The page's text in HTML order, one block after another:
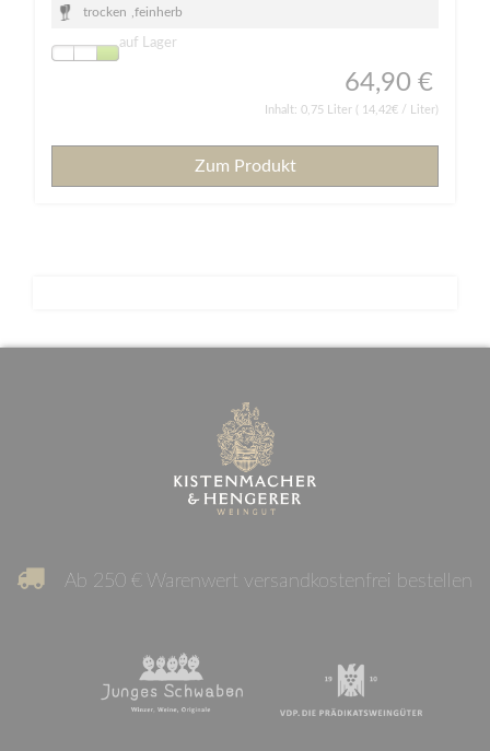
trocken feinherb
auf Lager
64,90 €
Inhalt: 0,75 Liter ( 14,42€ / Liter)
Zum Produkt
Ab 250 € Warenwert versandkostenfrei bestellen